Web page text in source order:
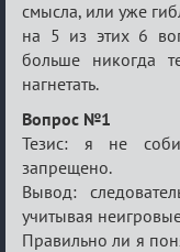
ТПК.
смысла, или уже
на 5 из этих 6
больше никогда
нагнетать.
Вопрос №1
Тезис: я не
запрещено.
Вывод:
учитывая
Правильно ли я